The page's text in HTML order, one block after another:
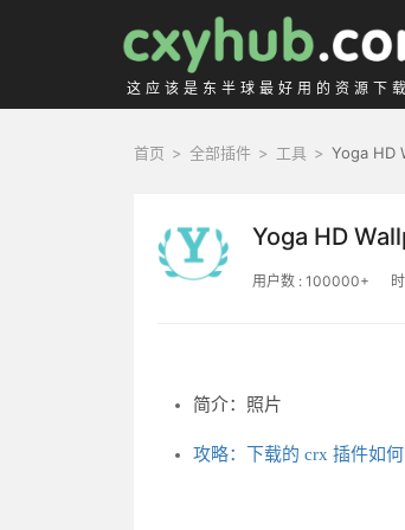
这应该是东半球最好用的资源下
首页 > 全部插件 > 工具 > Yoga HD
Yoga HD
用户数 : 100000+
简介：照片
攻略：下载的 crx 插件如何